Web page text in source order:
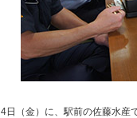
4日（金）に、駅前の佐藤水産